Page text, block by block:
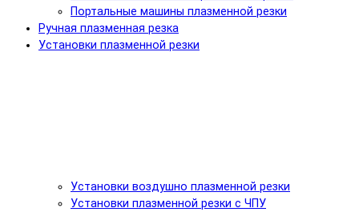
Портальные машины плазменной резки
Ручная плазменная резка
Установки плазменной резки
Установки воздушно плазменной резки
Установки плазменной резки с ЧПУ